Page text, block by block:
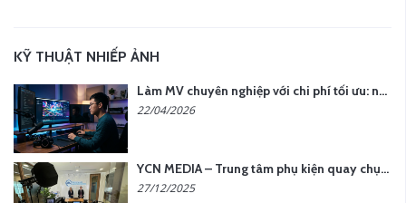
KỸ THUẬT NHIẾP ẢNH
Làm MV chuyên nghiệp với chi phí tối ưu: nên chọn quay thực tế hay video AI?
22/04/2026
YCN MEDIA – Trung tâm phụ kiện quay chụp tại Hà Nội
27/12/2025